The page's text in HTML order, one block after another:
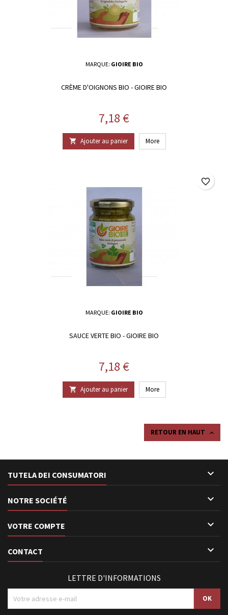
MARQUE: GIOIRE BIO
CRÈME D'OIGNONS BIO - GIOIRE BIO
Prix
7,18 €
 Ajouter au panier More
MARQUE: GIOIRE BIO
SAUCE VERTE BIO - GIOIRE BIO
Prix
7,18 €
 Ajouter au panier More
favorite_border
RETOUR EN HAUT 
TUTELA DEI CONSUMATORI 
NOTRE SOCIÉTÉ 
VOTRE COMPTE 
CONTACT 
LETTRE D'INFORMATIONS